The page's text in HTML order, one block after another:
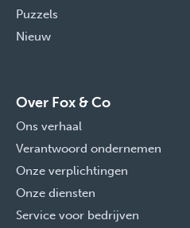
Puzzels
Nieuw
Over Fox & Co
Ons verhaal
Verantwoord ondernemen
Onze verplichtingen
Onze diensten
Service voor bedrijven